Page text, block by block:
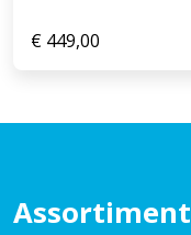
€ 449,00
Assortiment